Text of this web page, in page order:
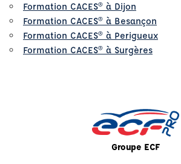
Formation CACES® à Dijon
Formation CACES® à Besançon
Formation CACES® à Perigueux
Formation CACES® à Surgères
Groupe ECF